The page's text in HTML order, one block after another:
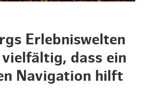
Erlebniswelten
dass ein
Navigation hilft